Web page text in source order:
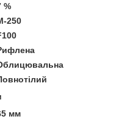
%
250
мм